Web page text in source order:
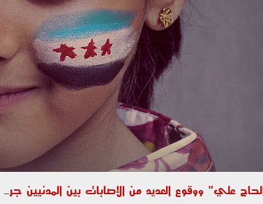
ووقوع العديد من الإصابات بين المدنيين جراء استهداف الأحياء